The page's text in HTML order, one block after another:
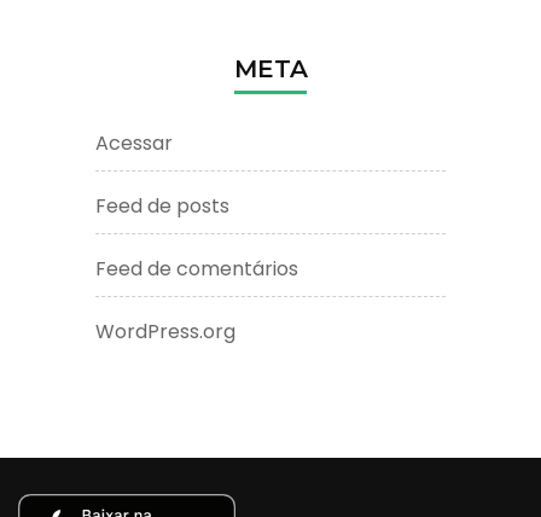
META
Acessar
Feed de posts
Feed de comentários
WordPress.org